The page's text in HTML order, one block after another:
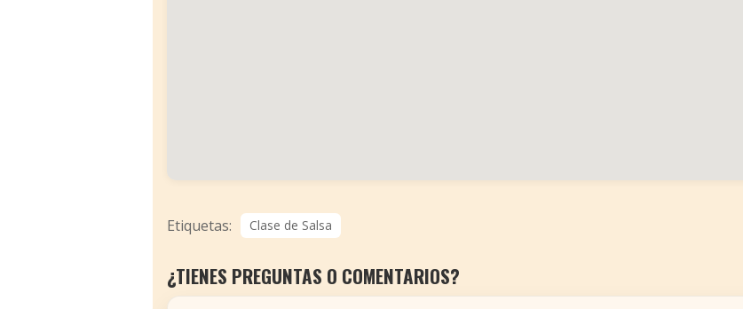
Etiquetas: Clase de Salsa
¿TIENES PREGUNTAS O COMENTARIOS?